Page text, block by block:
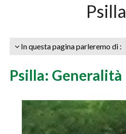
Psilla
In questa pagina parleremo di :
Psilla: Generalità